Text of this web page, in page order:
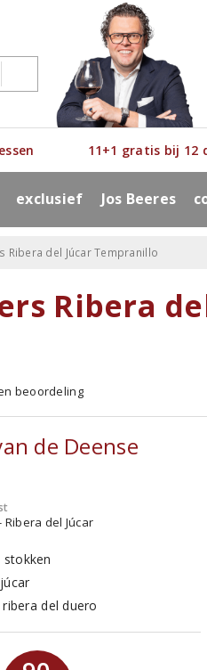
11+1 gratis bij 12
exclusief Jos Beeres
Ribera del Júcar Tempranillo
Ribera
beoordeling
de Deense
Ribera del Júcar
del duero